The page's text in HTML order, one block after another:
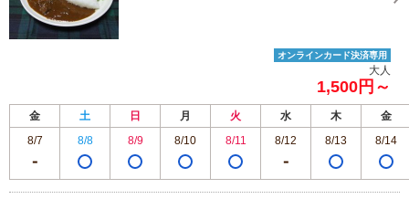
オンラインカード決済専用
大人
1,500円～
金 土 日 月 火 水 木
金
8/7
8/8 8/9 8/10 8/11 8/12 8/13 8/14